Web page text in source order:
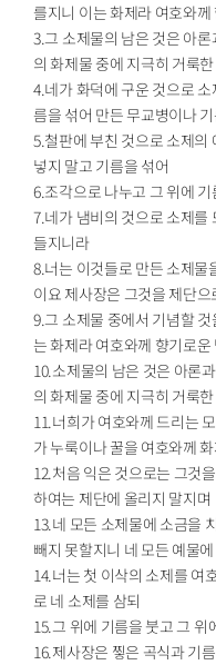
를지니 이는 화제라 여호와
3.그 소제물의 남은 것은 아
의 화제물 중에 지극히 거룩
4.네가 화덕에 구운 것으로
름을 섞어 만든 무교병이나
5.철판에 부친 것으로 소제의
넣지 말고 기름을 섞어
6.조각으로 나누고 그 위에
7.네가 냄비의 것으로 소제를
들지니라
8.너는 이것들로 만든 소제물
이요 제사장은 그것을 제단으
9.그 소제물 중에서 기념할
는 화제라 여호와께 향기로운
10.소제물의 남은 것은 아론
의 화제물 중에 지극히 거룩
11.너희가 여호와께 드리는
가 누룩이나 꿀을 여호와께
12.처음 익은 것으로는 그것
하여는 제단에 올리지 말지며
13.네 모든 소제물에 소금을
빼지 못할지니 네 모든 예물
14.너는 첫 이삭의 소제를 여
로 네 소제를 삼되
15.그 위에 기름을 붓고 그
16.제사장은 찧은 곡식과 기